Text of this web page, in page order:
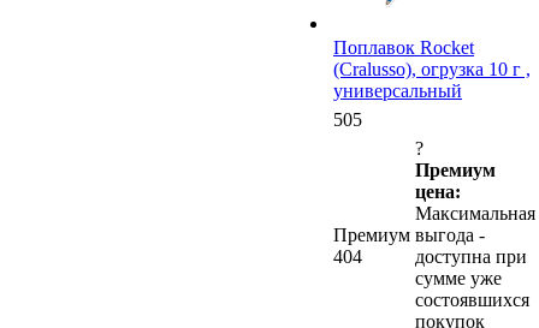
Поплавок Rocket
(Cralusso), огрузка 10 г ,
универсальный
505
Премиум
404
?
Премиум
цена:
Максимальная
выгода -
доступна при
сумме уже
состоявшихся
покупок